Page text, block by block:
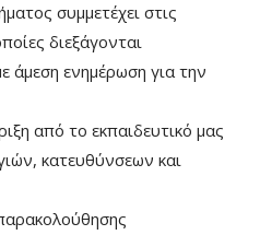
συμμετέχει στις
διεξάγονται
άμεση ενημέρωση για την
από το εκπαιδευτικό μας
κατευθύνσεων και